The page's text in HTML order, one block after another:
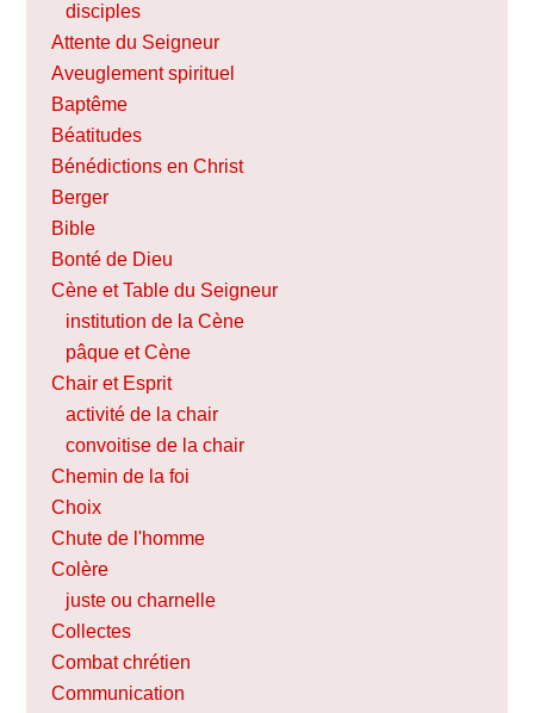
disciples
Attente du Seigneur
Aveuglement spirituel
Baptême
Béatitudes
Bénédictions en Christ
Berger
Bible
Bonté de Dieu
Cène et Table du Seigneur
institution de la Cène
pâque et Cène
Chair et Esprit
activité de la chair
convoitise de la chair
Chemin de la foi
Choix
Chute de l'homme
Colère
juste ou charnelle
Collectes
Combat chrétien
Communication